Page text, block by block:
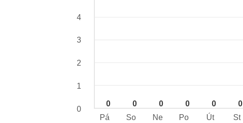
0 0 0 0 0 0
4
3
2
1
0
Pá
So Ne Po Út St